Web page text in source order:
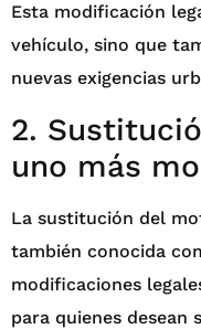
Esta modificación
vehículo, sino que
nuevas exigencias
2.
uno más
La sustitución del
también conocida
modificaciones
para quienes desean